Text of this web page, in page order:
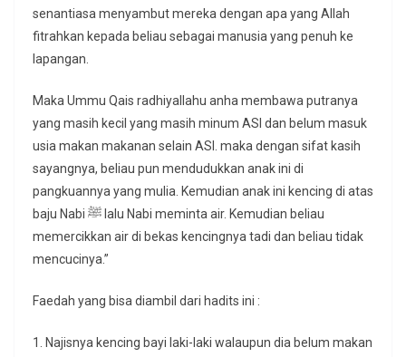
senantiasa menyambut mereka dengan apa yang Allah
fitrahkan kepada beliau sebagai manusia yang penuh ke
lapangan.
Maka Ummu Qais radhiyallahu anha membawa putranya
yang masih kecil yang masih minum ASI dan belum masuk
usia makan makanan selain ASI. maka dengan sifat kasih
sayangnya, beliau pun mendudukkan anak ini di
pangkuannya yang mulia. Kemudian anak ini kencing di atas
baju Nabi ﷺ lalu Nabi meminta air. Kemudian beliau
memercikkan air di bekas kencingnya tadi dan beliau tidak
mencucinya.”
Faedah yang bisa diambil dari hadits ini :
1. Najisnya kencing bayi laki-laki walaupun dia belum makan